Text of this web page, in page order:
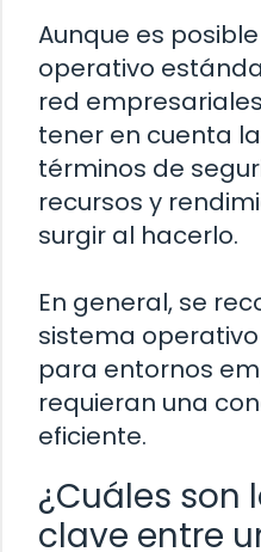
Aunque es
operativo
red
tener en cuenta
términos de
recursos y
surgir al hacerlo.
En general, se
sistema
para entornos
requieran una
eficiente.
¿Cuáles son
clave entre